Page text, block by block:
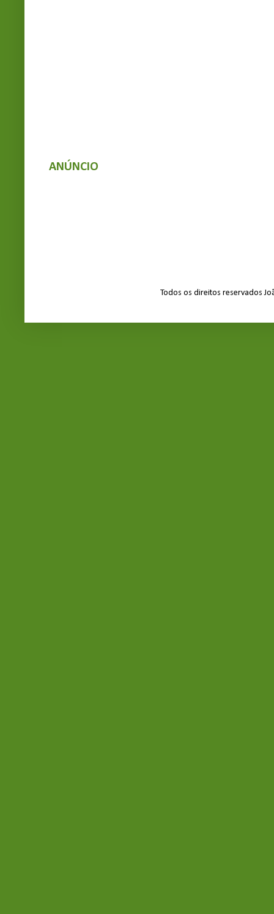
ANÚNCIO
Todos os direitos reservados